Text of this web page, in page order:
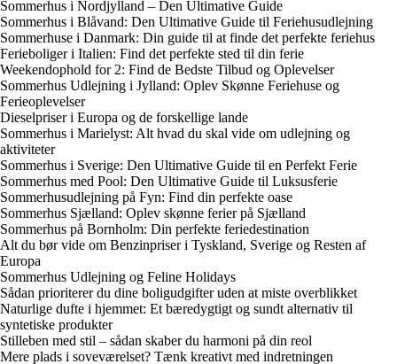
Sommerhus i Nordjylland – Den Ultimative Guide
Sommerhus i Blåvand: Den Ultimative Guide til Feriehusudlejning
Sommerhuse i Danmark: Din guide til at finde det perfekte feriehus
Ferieboliger i Italien: Find det perfekte sted til din ferie
Weekendophold for 2: Find de Bedste Tilbud og Oplevelser
Sommerhus Udlejning i Jylland: Oplev Skønne Feriehuse og
Ferieoplevelser
Dieselpriser i Europa og de forskellige lande
Sommerhus i Marielyst: Alt hvad du skal vide om udlejning og
aktiviteter
Sommerhus i Sverige: Den Ultimative Guide til en Perfekt Ferie
Sommerhus med Pool: Den Ultimative Guide til Luksusferie
Sommerhusudlejning på Fyn: Find din perfekte oase
Sommerhus Sjælland: Oplev skønne ferier på Sjælland
Sommerhus på Bornholm: Din perfekte feriedestination
Alt du bør vide om Benzinpriser i Tyskland, Sverige og Resten af
Europa
Sommerhus Udlejning og Feline Holidays
Sådan prioriterer du dine boligudgifter uden at miste overblikket
Naturlige dufte i hjemmet: Et bæredygtigt og sundt alternativ til
syntetiske produkter
Stilleben med stil – sådan skaber du harmoni på din reol
Mere plads i soveværelset? Tænk kreativt med indretningen